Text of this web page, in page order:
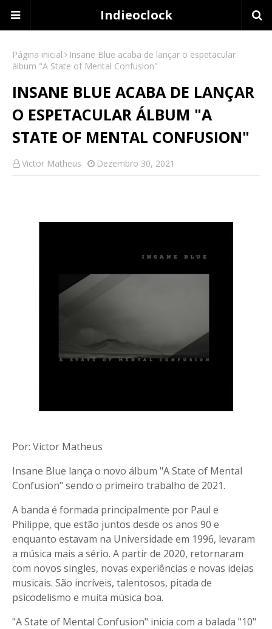
Indieoclock
Página inicial
Insane Blue acaba de lançar o espetacular
álbum "A State of Mental Confusion"
INSANE BLUE ACABA DE LANÇAR
O ESPETACULAR ÁLBUM "A
STATE OF MENTAL CONFUSION"
Victor Matheus Dezembro 30, 2021
Por: Victor Matheus
Insane Blue lança o novo álbum "A State of Mental
Confusion" sendo o primeiro trabalho de 2021.
A banda é formada principalmente por Paul e
Philippe, que estão juntos desde os anos 90 e
enquanto estavam na Universidade em 1996, levaram
a música mais a sério. A partir de 2020, retornaram
com novos singles, novas experiências e novas ideias
musicais. São incríveis, talentosos, pitada de
psicodelismo e muita música boa.
"A State of Mental Confusion" inicia com a balada "10"